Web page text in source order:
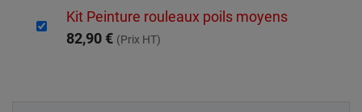
Kit Peinture rouleaux poils moyens
82,90 € (Prix HT)